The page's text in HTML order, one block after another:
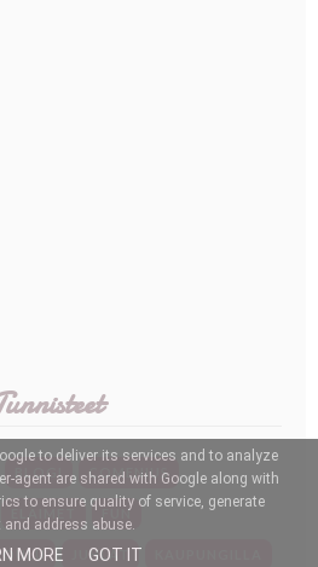
BLOGI COMENIUS
FUN
JUHLAT
to deliver its services and to analyze
agent are shared with Google along with
to ensure quality of service, generate
address abuse.
MORE GOT IT